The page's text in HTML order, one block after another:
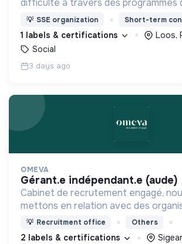
difficulté à travers des programmes
d’éducation, de formation et
permettre de devenir des hommes
debout.
💡 SSE organization Short-term
1 labels & certifications
Loos,
Social
3 days ago
OMEVA
gérant.e indépendant.e (aude)
Cabinet de recrutement engagé,
mettons en relation avec des
soucieuses de leurs impacts, afin
ensemble pour un futur souhaitable.
💡 Recruitment office Others
2 labels & certifications